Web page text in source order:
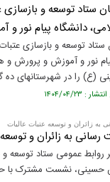
ستاد توسعه و بازسازی
دانشگاه پیام
توسعه و بازسازی
نور و آموزش و پرورش و
را در شهرستانهای ده گانه
به زائران و توسعه عتبات عالیات
رسانی به زائران و
عمومی ستاد توسعه و
حسینی، نشست مشترک با